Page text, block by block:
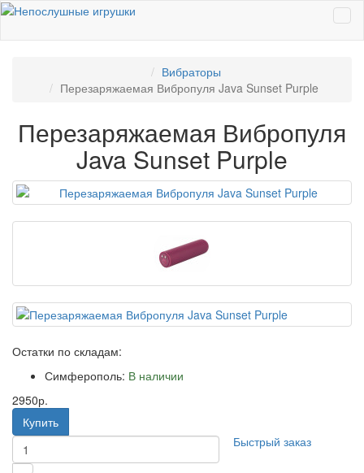
Вибраторы
Перезаряжаемая Вибропуля Java Sunset Purple
Перезаряжаемая Вибропуля
Java Sunset Purple
Остатки по складам:
Симферополь: В наличии
2950р.
Купить
Быстрый заказ